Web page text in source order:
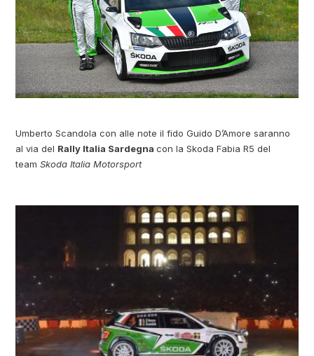
Umberto Scandola con alle note il fido Guido D’Amore saranno
al via del Rally Italia Sardegnacon la Skoda Fabia R5 del
teamSkoda Italia Motorsport